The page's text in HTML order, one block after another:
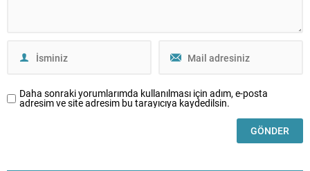
Daha sonraki yorumlarımda kullanılması için adım, e-posta
adresim ve site adresim bu tarayıcıya kaydedilsin.